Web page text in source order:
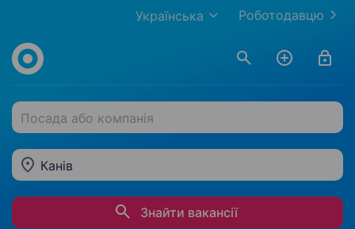
Роботодавцю
Українська
Посада або компанія
Канів
Знайти вакансії